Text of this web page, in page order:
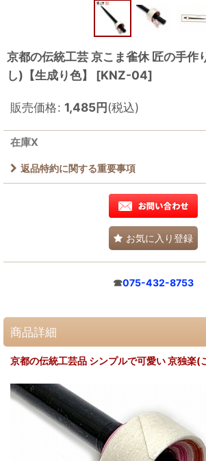
京都の伝統工芸 京こま雀休 匠の手作
し)【生成り色】
[KNZ-04]
販売価格: 1,485円(税込)
在庫X
返品特約に関する重要事項
お気に入り登録
☎075-432-8753
商品詳細
京都の伝統工芸品 シンプルで可愛い 京独楽(